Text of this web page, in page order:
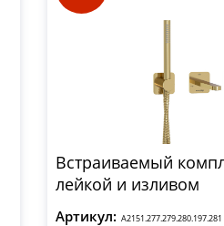
Встраиваемый
лейкой и изливом
Артикул: A2151.277.279.280.197.281